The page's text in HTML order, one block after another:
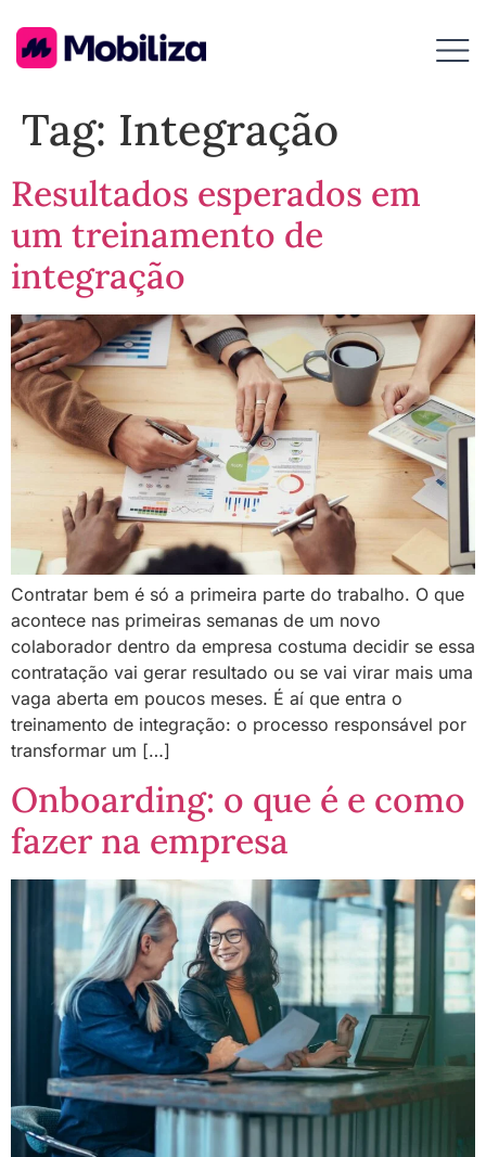
Tag: Integração
Resultados esperados em
um treinamento de
integração
Contratar bem é só a primeira parte do trabalho. O que
acontece nas primeiras semanas de um novo
colaborador dentro da empresa costuma decidir se essa
contratação vai gerar resultado ou se vai virar mais uma
vaga aberta em poucos meses. É aí que entra o
treinamento de integração: o processo responsável por
transformar um […]
Onboarding: o que é e como
fazer na empresa